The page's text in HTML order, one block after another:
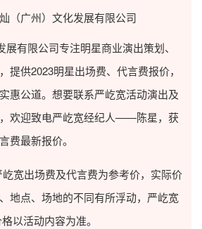
（广州）文化发展有限公司
有限公司专注明星商业演出策划、
提供2023明星出场费、代言费报价，
惠公道。想要联系严屹宽活动演出及
欢迎致电严屹宽经纪人——陈星，获
费最新报价。
出场费及代言费为参考价，实际价
地点、场地的不同有所浮动，严屹宽
以活动内容为准。